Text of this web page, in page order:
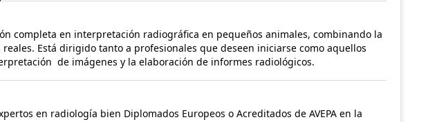
completa en interpretación radiográfica en pequeños animales, combinando la
Está dirigido tanto a profesionales que deseen iniciarse como aquellos
de imágenes y la elaboración de informes radiológicos.
en radiología bien Diplomados Europeos o Acreditados de AVEPA en la